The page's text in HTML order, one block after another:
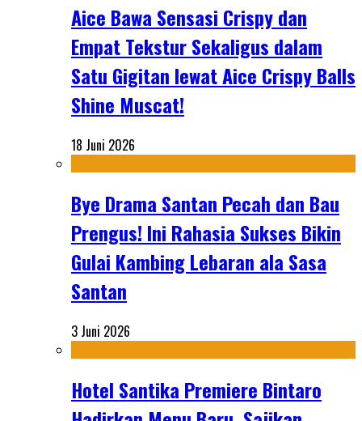
Aice Bawa Sensasi Crispy dan
Empat Tekstur Sekaligus dalam
Satu Gigitan lewat Aice Crispy Balls
Shine Muscat!
18 Juni 2026
Bye Drama Santan Pecah dan Bau
Prengus! Ini Rahasia Sukses Bikin
Gulai Kambing Lebaran ala Sasa
Santan
3 Juni 2026
Hotel Santika Premiere Bintaro